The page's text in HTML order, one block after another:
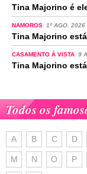
Tina Majorino é
NAMOROS 1º AGO. 2026
Tina Majorino
CASAMENTO À VISTA 9
Tina Majorino
Todos os
A B C D
M N O P